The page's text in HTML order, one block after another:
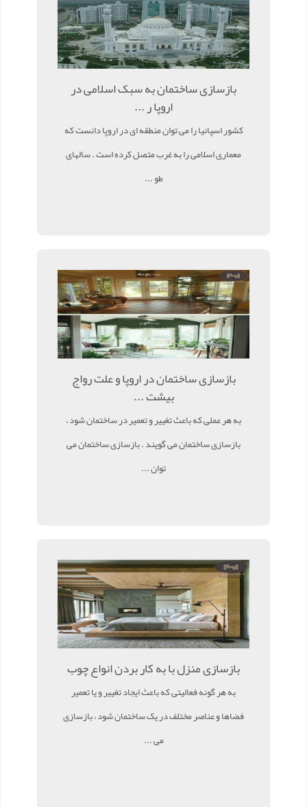
بازسازی ساختمان به سبک اسلامی در
اروپا ر ...
کشور اسپانیا را می توان منطقه ای در اروپا دانست که
معماری اسلامی را به غرب متصل کرده است . سالهای
طو ...
بازسازی ساختمان در اروپا و علت رواج
بیشت ...
به هر عملی که باعث تغییر و تعمیر در ساختمان شود ،
بازسازی ساختمان می گویند . بازسازی ساختمان می
توان ...
بازسازی منزل با به کار بردن انواع چوب
به هر گونه فعالیتی که باعث ایجاد تغییر و یا تعمیر
فضاها و عناصر مختلف در یک ساختمان شود ، بازسازی
می ...